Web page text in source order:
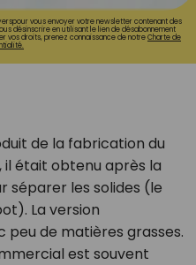
vous envoyer votre newsletter contenant des
désinscrire en utilisant le lien de désabonnement
vos droits, prenez connaissance de notreCharte de
de la fabrication du
était obtenu après la
séparer les solides (le
La version
de matières grasses.
est souvent